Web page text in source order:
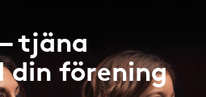
tjäna
din förening